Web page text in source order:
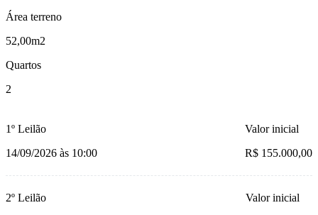
Área terreno
52,00m2
Quartos
2
1º Leilão
14/09/2026 às 10:00
Valor inicial
R$ 155.000,00
2º Leilão
Valor inicial